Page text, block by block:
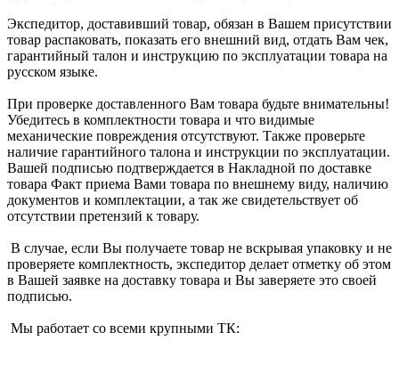
Экспедитор, доставивший товар, обязан в Вашем присутствии
товар распаковать, показать его внешний вид, отдать Вам чек,
гарантийный талон и инструкцию по эксплуатации товара на
русском языке.
При проверке доставленного Вам товара будьте внимательны!
Убедитесь в комплектности товара и что видимые
механические повреждения отсутствуют. Также проверьте
наличие гарантийного талона и инструкции по эксплуатации.
Вашей подписью подтверждается в Накладной по доставке
товара Факт приема Вами товара по внешнему виду, наличию
документов и комплектации, а так же свидетельствует об
отсутствии претензий к товару.
В случае, если Вы получаете товар не вскрывая упаковку и не
проверяете комплектность, экспедитор делает отметку об этом
в Вашей заявке на доставку товара и Вы заверяете это своей
подписью.
Мы работает со всеми крупными ТК: